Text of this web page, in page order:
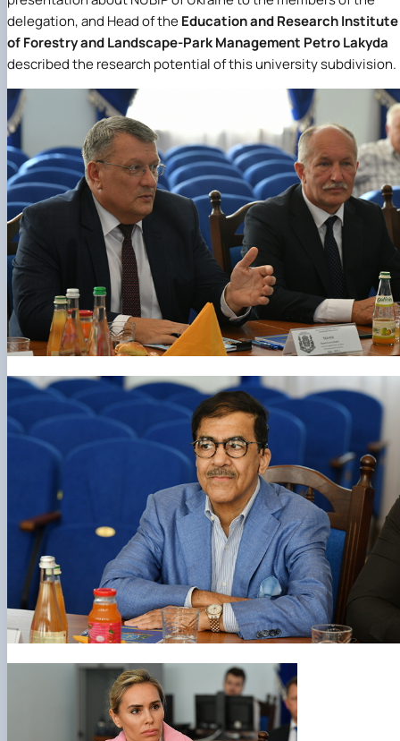
delegation, and Head of theEducation and Research Institute
of Forestry and Landscape-Park Management Petro Lakyda
described the research potential of this university subdivision.